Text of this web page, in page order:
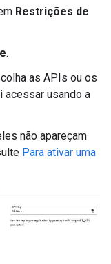
Restrições de
.
as APIs ou os
acessar usando a
não apareçam
Para ativar uma